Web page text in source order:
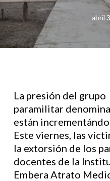
abril
La presión del grupo
paramilitar
están
Este viernes, las
la extorsión de los
docentes de la
Embera Atrato